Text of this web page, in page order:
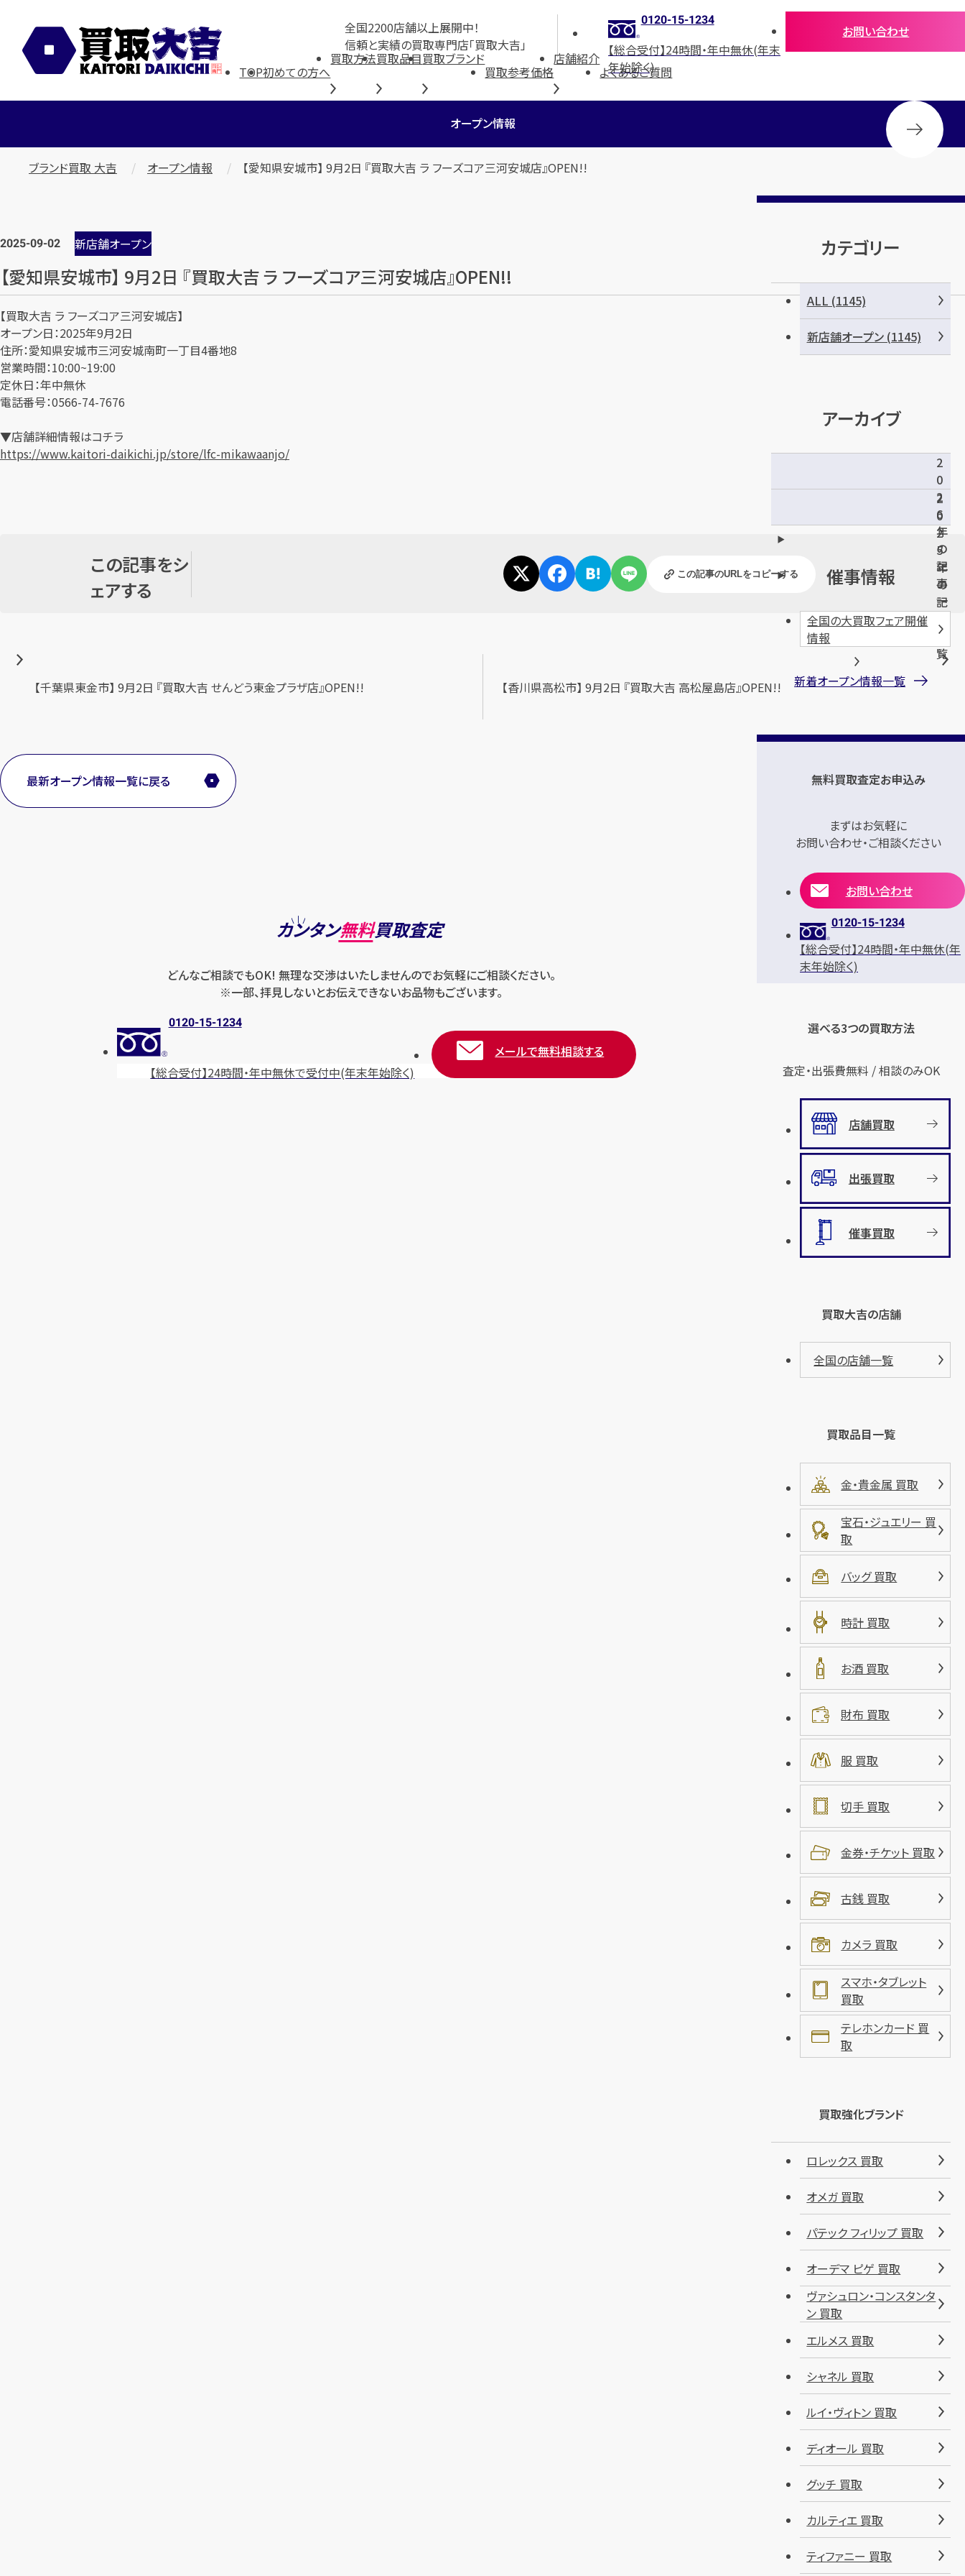
全国2200店舗以上展開中！
信頼と実績の買取専門店「買取大吉」
0120-15-1234
【総合受付】24時間・年中無休(年末
年始除く)
お問い合わせ
TOP初めての方へ
買取方法買取品目買取ブランド
買取参考価格
店舗紹介
よくあるご質問
オープン情報
ブランド買取 大吉 オープン情報 【愛知県安城市】 9月2日 『買取大吉 ラ フーズコア三河安城店』OPEN!!
2025-09-02 新店舗オープン
【愛知県安城市】 9月2日 『買取大吉 ラ フーズコア三河安城店』OPEN!!
【買取大吉 ラ フーズコア三河安城店】
オープン日：2025年9月2日
住所：愛知県安城市三河安城南町一丁目4番地8
営業時間：10:00~19:00
定休日：年中無休
電話番号：0566-74-7676
▼店舗詳細情報はコチラ
https://www.kaitori-daikichi.jp/store/lfc-mikawaanjo/
この記事をシ
ェアする
この記事のURLをコピーする
ゲ
ー
【千葉県東金市】 9月2日 『買取大吉 せんどう東金プラザ店』OPEN!! 【香川県高松市】 9月2日 『買取大吉 高松屋島店』OPEN!!
最新オープン情報一覧に戻る
カンタン無料買取査定
どんなご相談でもOK! 無理な交渉はいたしませんのでお気軽にご相談ください。
※一部、拝見しないとお伝えできないお品物もございます。
0120-15-1234
【総合受付】24時間・年中無休で受付中(年末年始除く)
メールで無料相談する
カテゴリー
ALL (1145)
新店舗オープン (1145)
アーカイブ
2
0
2
6
年
の
記
事
一
覧
2
0
2
5
年
の
記
一
覧
催事情報
全国の大買取フェア開催
情報
新着オープン情報一覧
無料買取査定お申込み
まずはお気軽に
お問い合わせ・ご相談ください
お問い合わせ
0120-15-1234
【総合受付】24時間・年中無休(年
末年始除く)
選べる3つの買取方法
査定・出張費無料 / 相談のみOK
店舗買取
出張買取
催事買取
買取大吉の店舗
全国の店舗一覧
買取品目一覧
金・貴金属 買取
宝石・ジュエリー 買
取
バッグ 買取
時計 買取
お酒 買取
財布 買取
服 買取
切手 買取
金券・チケット 買取
古銭 買取
カメラ 買取
スマホ・タブレット
買取
テレホンカード 買
取
買取強化ブランド
ロレックス 買取
オメガ 買取
パテック フィリップ 買取
オーデマ ピゲ 買取
ヴァシュロン・コンスタンタ
ン 買取
エルメス 買取
シャネル 買取
ルイ・ヴィトン 買取
ディオール 買取
グッチ 買取
カルティエ 買取
ティファニー 買取